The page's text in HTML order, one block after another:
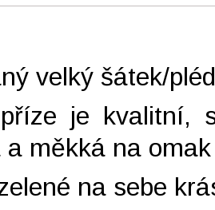
velký šátek/
je kvalitní,
a měkká na omak
na sebe